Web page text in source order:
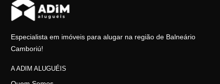
Especialista em imóveis para alugar na região de Balneário
Camboriú!
A ADIM ALUGUÉIS